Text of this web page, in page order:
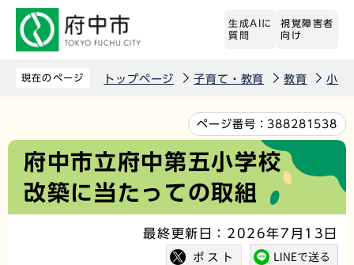
先
生成AIに
質問
視覚障害者
向け
現在のページ トップページ 子育て・教育 教育 小・
文
か
ページ番号： 388281538
府中市立府中第五小学校
改築に当たっての取組
最終更新日：2026年7月13日